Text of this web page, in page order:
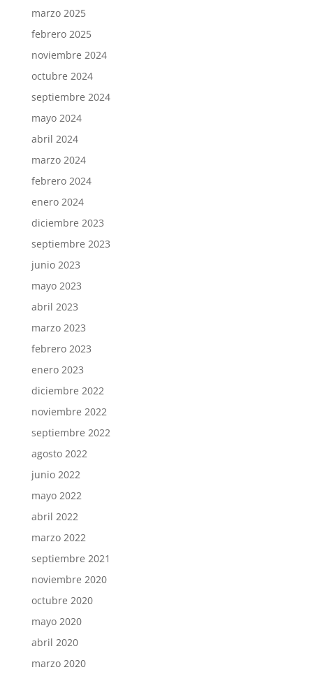
marzo 2025
febrero 2025
noviembre 2024
octubre 2024
septiembre 2024
mayo 2024
abril 2024
marzo 2024
febrero 2024
enero 2024
diciembre 2023
septiembre 2023
junio 2023
mayo 2023
abril 2023
marzo 2023
febrero 2023
enero 2023
diciembre 2022
noviembre 2022
septiembre 2022
agosto 2022
junio 2022
mayo 2022
abril 2022
marzo 2022
septiembre 2021
noviembre 2020
octubre 2020
mayo 2020
abril 2020
marzo 2020